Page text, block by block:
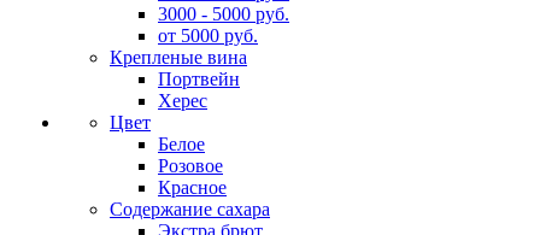
3000 - 5000 руб.
от 5000 руб.
Крепленые вина
Портвейн
Херес
Цвет
Белое
Розовое
Красное
Содержание сахара
Экстра брют